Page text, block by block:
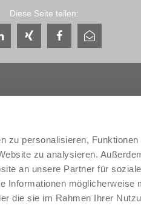
zu personalisieren,
zu analysieren.
an unsere Partner für
Informationen möglicherweise
die sie im Rahmen Ihrer
Diese Seite teilen:
Unternehmen
THE KNOW-HOW
Historie
Messen & Events